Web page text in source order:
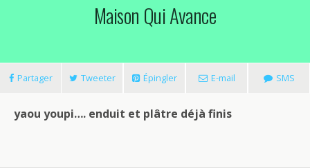
Maison Qui Avance
Partager Tweeter Épingler E-mail SMS
yaou youpi…. enduit et plâtre déjà finis